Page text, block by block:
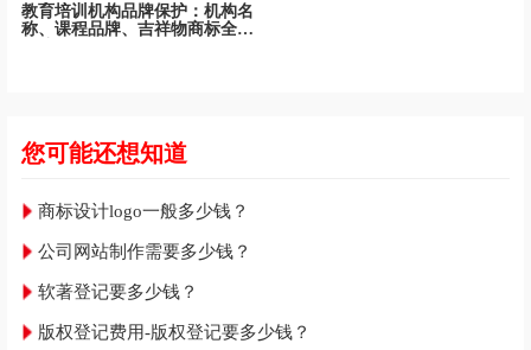
教育培训机构品牌保护：机构名
称、课程品牌、吉祥物商标全面
您可能还想知道
商标设计logo一般多少钱？
公司网站制作需要多少钱？
软著登记要多少钱？
版权登记费用-版权登记要多少钱？